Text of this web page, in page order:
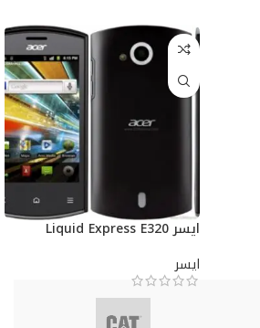
ايسر Liquid Express E320
ايسر